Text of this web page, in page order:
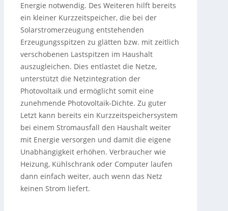
Energie notwendig. Des Weiteren hilft bereits
ein kleiner Kurzzeitspeicher, die bei der
Solarstromerzeugung entstehenden
Erzeugungsspitzen zu glätten bzw. mit zeitlich
verschobenen Lastspitzen im Haushalt
auszugleichen. Dies entlastet die Netze,
unterstützt die Netzintegration der
Photovoltaik und ermöglicht somit eine
zunehmende Photovoltaik-Dichte. Zu guter
Letzt kann bereits ein Kurzzeitspeichersystem
bei einem Stromausfall den Haushalt weiter
mit Energie versorgen und damit die eigene
Unabhängigkeit erhöhen. Verbraucher wie
Heizung, Kühlschrank oder Computer laufen
dann einfach weiter, auch wenn das Netz
keinen Strom liefert.